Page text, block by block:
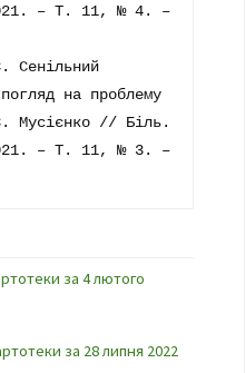
– Т. 11, № 4. –
на проблему
Мусієнко // Біль.
– Т. 11, № 3. –
за 4 лютого
за 28 липня 2022